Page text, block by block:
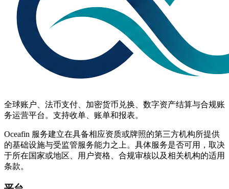
全球账户、法币支付、加密货币兑换、数字资产结算与合规账
务运营平台。支持收单、账单和报表。
Oceafin 服务建立在具备相应资质或牌照的第三方机构所提供
的基础设施与受监管服务能力之上。具体服务是否可用，取决
于所在国家或地区、用户资格、合规审核以及相关机构的适用
条款。